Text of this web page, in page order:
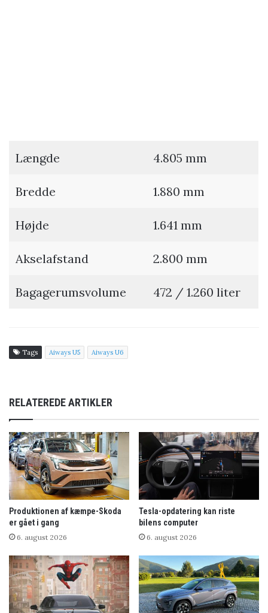
Længde 4.805 mm
Bredde 1.880 mm
Højde 1.641 mm
Akselafstand 2.800 mm
Bagagerumsvolume 472 / 1.260 liter
Tags Aiways U5 Aiways U6
RELATEREDE ARTIKLER
Produktionen af kæmpe-Skoda
er gået i gang
6. august 2026
Tesla-opdatering kan riste
bilens computer
6. august 2026